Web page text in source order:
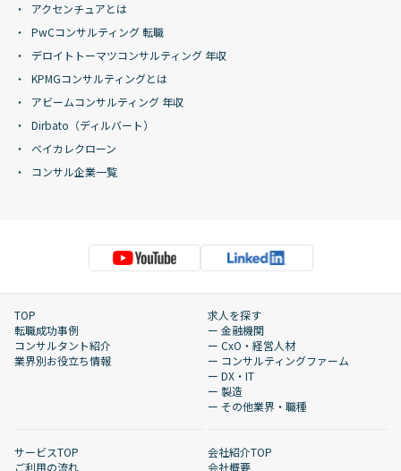
アクセンチュアとは
PwCコンサルティング 転職
デロイトトーマツコンサルティング 年収
KPMGコンサルティングとは
アビームコンサルティング 年収
Dirbato（ディルバート）
ベイカレクローン
コンサル企業一覧
TOP
転職成功事例
コンサルタント紹介
業界別お役立ち情報
求人を探す
ー 金融機関
ー CxO・経営人材
ー コンサルティングファーム
ー DX・IT
ー 製造
ー その他業界・職種
サービスTOP
ご利用の流れ
会社紹介TOP
会社概要